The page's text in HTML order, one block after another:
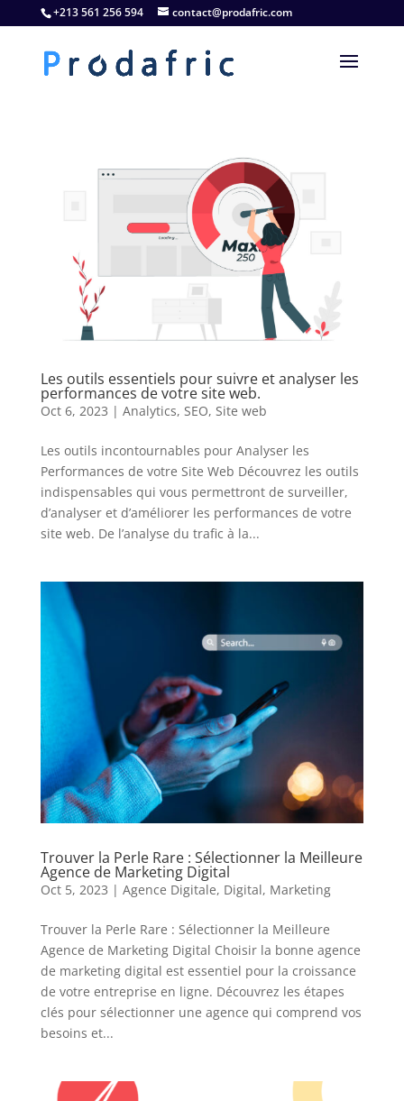
+213 561 256 594 contact@prodafric.com
Les outils essentiels pour suivre et analyser les
performances de votre site web.
Oct 6, 2023 | Analytics, SEO, Site web
Les outils incontournables pour Analyser les
Performances de votre Site Web Découvrez les outils
indispensables qui vous permettront de surveiller,
d’analyser et d’améliorer les performances de votre
site web. De l’analyse du trafic à la...
Trouver la Perle Rare : Sélectionner la Meilleure
Agence de Marketing Digital
Oct 5, 2023 | Agence Digitale, Digital, Marketing
Trouver la Perle Rare : Sélectionner la Meilleure
Agence de Marketing Digital Choisir la bonne agence
de marketing digital est essentiel pour la croissance
de votre entreprise en ligne. Découvrez les étapes
clés pour sélectionner une agence qui comprend vos
besoins et...